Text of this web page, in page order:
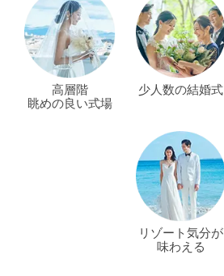
高層階
眺めの良い式場
少人数の結婚式
リゾート気分が
味わえる